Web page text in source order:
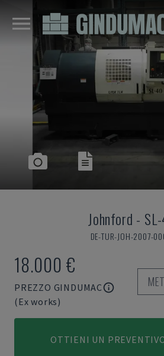
Johnford -
DE-TUR-JOH-2007-
18.000 €
PREZZO GINDUMAC
(Ex works)
OTTIENI UN